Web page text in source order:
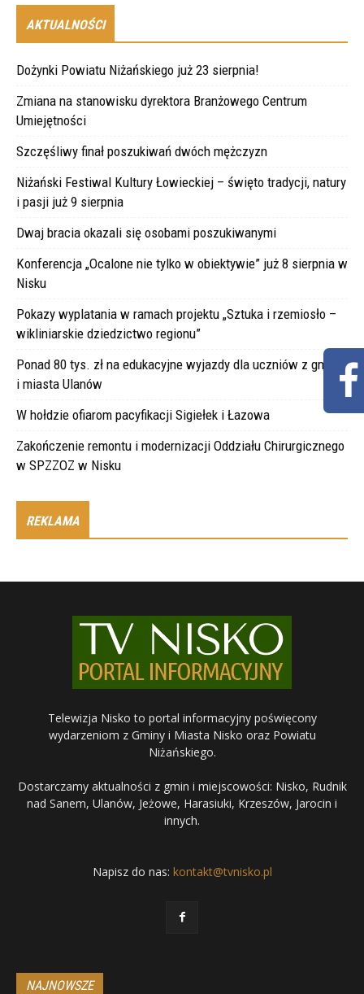
AKTUALNOŚCI
Dożynki Powiatu Niżańskiego już 23 sierpnia!
Zmiana na stanowisku dyrektora Branżowego Centrum
Umiejętności
Szczęśliwy finał poszukiwań dwóch mężczyzn
Niżański Festiwal Kultury Łowieckiej – święto tradycji, natury
i pasji już 9 sierpnia
Dwaj bracia okazali się osobami poszukiwanymi
Konferencja „Ocalone nie tylko w obiektywie” już 8 sierpnia w
Nisku
Pokazy wyplatania w ramach projektu „Sztuka i rzemiosło –
wikliniarskie dziedzictwo regionu”
Ponad 80 tys. zł na edukacyjne wyjazdy dla uczniów z gminy
i miasta Ulanów
W hołdzie ofiarom pacyfikacji Sigiełek i Łazowa
Zakończenie remontu i modernizacji Oddziału Chirurgicznego
w SPZZOZ w Nisku
REKLAMA
Telewizja Nisko to portal informacyjny poświęcony
wydarzeniom z Gminy i Miasta Nisko oraz Powiatu
Niżańskiego.
Dostarczamy aktualności z gmin i miejscowości: Nisko, Rudnik
nad Sanem, Ulanów, Jeżowe, Harasiuki, Krzeszów, Jarocin i
innych.
Napisz do nas: kontakt@tvnisko.pl
NAJNOWSZE